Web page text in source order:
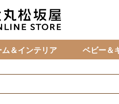
＆インテリア ベビー＆